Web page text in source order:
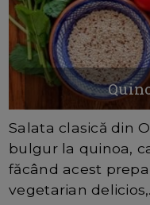
Salata clasică din
bulgur la quinoa,
făcând acest
vegetarian